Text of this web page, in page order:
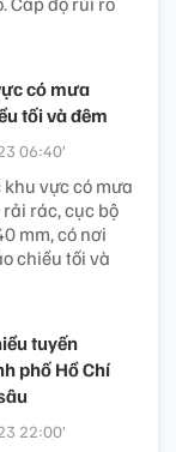
có mưa
tối và đêm
06:40’
vực có mưa
rác, cục bộ
mm, có nơi
chiều tối và
tuyến
phố Hồ Chí
22:00’